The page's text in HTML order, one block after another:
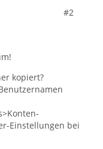
#2
kopiert?
Einstellungen bei